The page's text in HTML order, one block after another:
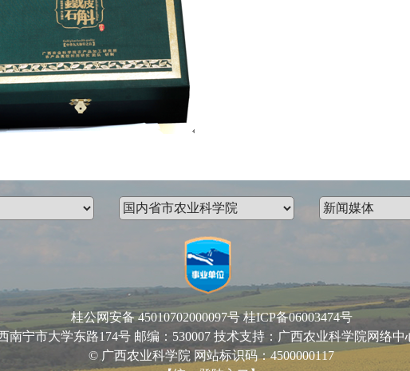
桂公网安备 45010702000097号 桂ICP备06003474号
宁市大学东路174号 邮编：530007 技术支持：广西农业科学院网络中
© 广西农业科学院 网站标识码：4500000117